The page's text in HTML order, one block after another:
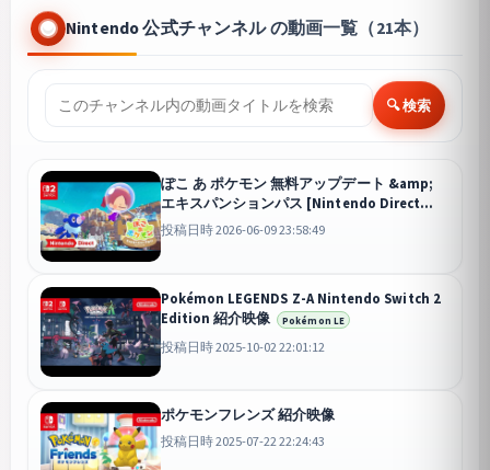
Nintendo 公式チャンネル の動画一覧（21本）
🔍 検索
ぽこ あ ポケモン 無料アップデート &amp;
エキスパンションパス [Nintendo Direct
2026.6.9]
投稿日時 2026-06-09 23:58:49
Pokémon LEGENDS Z-A Nintendo Switch 2
Edition 紹介映像
Pokémon LE
投稿日時 2025-10-02 22:01:12
ポケモンフレンズ 紹介映像
投稿日時 2025-07-22 22:24:43